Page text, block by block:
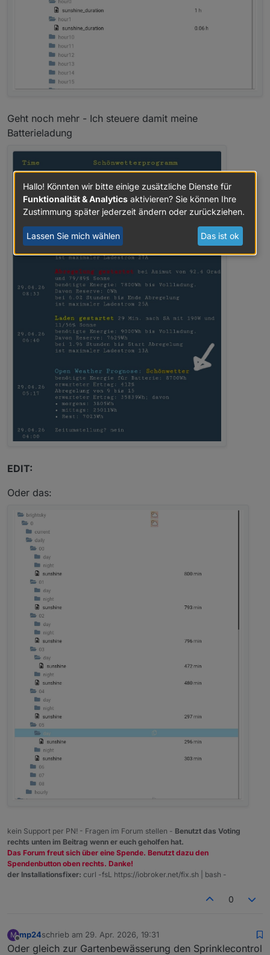
Geht noch mehr - Ich steuere damit meine
Batterieladung
EDIT:
Oder das:
kein Support per PN! - Fragen im Forum stellen - Benutzt das Voting
rechts unten im Beitrag wenn er euch geholfen hat.
Das Forum freut sich über eine Spende. Benutzt dazu den
Spendenbutton oben rechts. Danke!
der Installationsfixer: curl -fsL https://iobroker.net/fix.sh | bash -
0
M
Offline
mp24schrieb am 29. Apr. 2026, 19:31
zuletzt editiert von
Oder gleich zur Gartenbewässerung den Sprinklecontrol
Hallo! Könnten wir bitte einige zusätzliche Dienste für
Funktionalität & Analytics aktivieren? Sie können Ihre
Zustimmung später jederzeit ändern oder zurückziehen.
Lassen Sie mich wählen Das ist ok